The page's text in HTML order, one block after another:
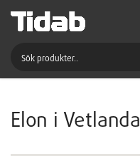
Elon i Vetlanda